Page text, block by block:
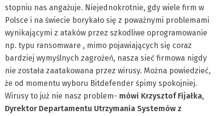
stopniu nas angażuje. Niejednokrotnie, gdy wiele firm w
Polsce i na świecie borykało się z poważnymi problemami
wynikającymi z ataków przez szkodliwe oprogramowanie
np. typu ransomware , mimo pojawiających się coraz
bardziej wymyślnych zagrożeń, nasza sieć firmowa nigdy
nie została zaatakowana przez wirusy. Można powiedzieć,
że od momentu wyboru Bitdefender śpimy spokojniej.
Wirusy to już nie nasz problem- mówi Krzysztof Fijałka,
Dyrektor Departamentu Utrzymania Systemów z